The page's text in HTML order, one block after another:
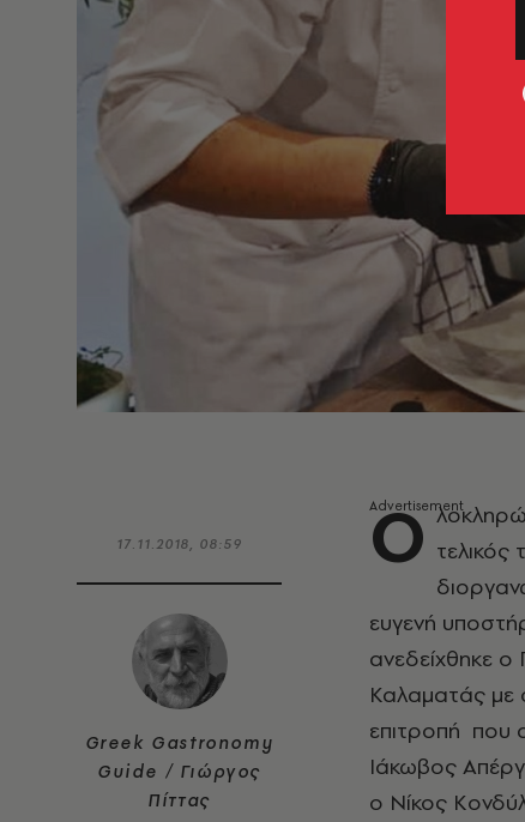
17.11.2018, 08:59
Greek Gastronomy
Guide / Γιώργος
Πίττας
Ο
ευγενή
ανεδείχθηκε
Καλαματάς με
επιτροπή που
Ιάκωβος
ο Νίκος